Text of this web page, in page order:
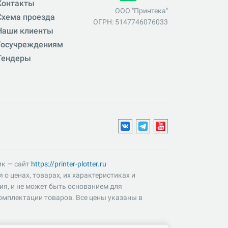
проезда
клиенты
ООО "Принтека"
ОГРН: 5147746076033
— сайт https://printer-plotter.ru
ценах, товарах, их характеристиках и
и не может быть основанием для
товаров. Все цены указаны в